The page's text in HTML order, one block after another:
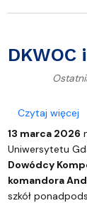
DKWOC
Czytaj więcejo
13 marca 2026
Uniwersytetu
Dowódcy
komandora
szkół